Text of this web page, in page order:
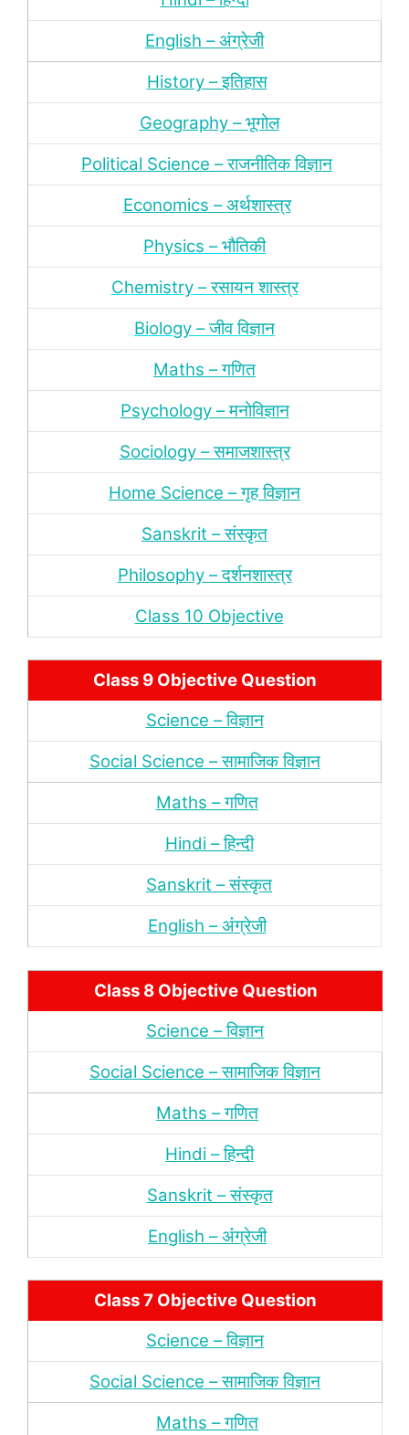
English – अंग्रेजी
History – इतिहास
Geography – भूगोल
Political Science – राजनीतिक विज्ञान
Economics – अर्थशास्‍त्र
Physics – भौतिकी
Chemistry – रसायन शास्‍त्र
Biology – जीव विज्ञान
Maths – गणित
Psychology – मनोविज्ञान
Sociology – समाजशास्‍त्र
Home Science – गृह विज्ञान
Sanskrit – संस्‍कृत
Philosophy – दर्शनशास्‍त्र
Class 10 Objective
Class 9 Objective Question
Science – विज्ञान
Social Science – सामाजिक विज्ञान
Maths – गणित
Hindi – हिन्‍दी
Sanskrit – संस्‍कृत
English – अंंग्रेजी
Class 8 Objective Question
Science – विज्ञान
Social Science – सामाजिक विज्ञान
Maths – गणित
Hindi – हिन्‍दी
Sanskrit – संस्‍कृत
English – अंंग्रेजी
Class 7 Objective Question
Science – विज्ञान
Social Science – सामाजिक विज्ञान
Maths – गणित